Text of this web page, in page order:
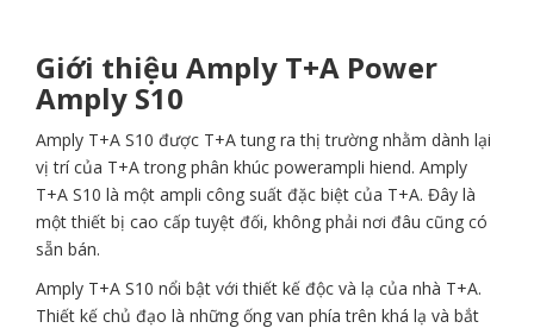
Giới thiệu Amply T+A Power
Amply S10
Amply T+A S10 được T+A tung ra thị trường nhằm dành lại
vị trí của T+A trong phân khúc power­ampli hi­end. Amply
T+A S10 là một ampli công suất đặc biệt của T+A. Đây là
một thiết bị cao cấp tuyệt đối, không phải nơi đâu cũng có
sẵn bán.
Amply T+A S10 nổi bật với thiết kế độc và lạ của nhà T+A.
Thiết kế chủ đạo là những ống van phía trên khá lạ và bắt